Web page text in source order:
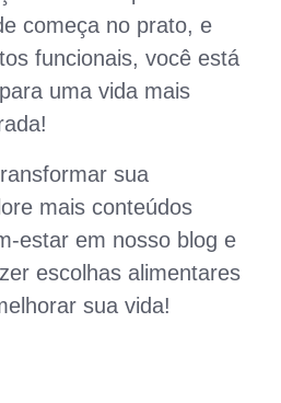
começa no prato, e
funcionais, você está
uma vida mais
sua
mais conteúdos
estar em nosso blog e
escolhas alimentares
sua vida!